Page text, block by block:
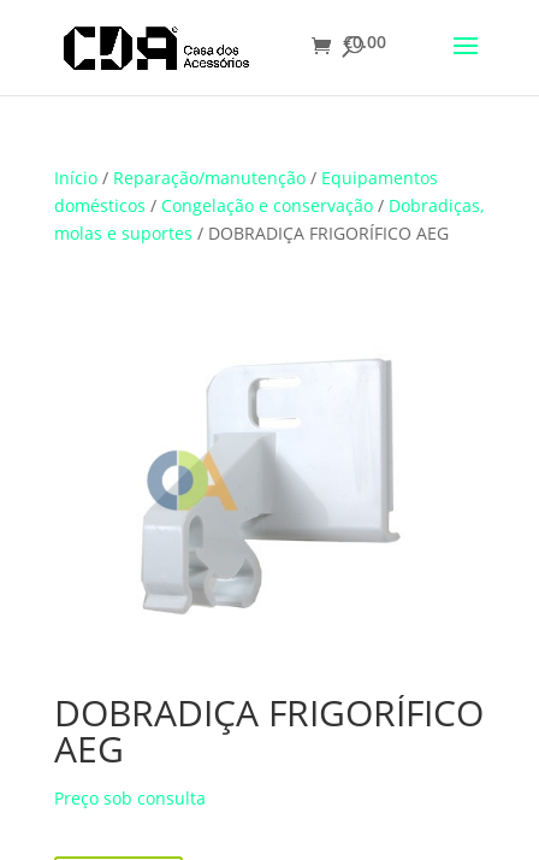
Translate
€0.00
Início/ Reparação/manutenção/ Equipamentos
domésticos / Congelação e conservação/ Dobradiças,
molas e suportes / DOBRADIÇA FRIGORÍFICO AEG
DOBRADIÇA FRIGORÍFICO
AEG
Preço sob consulta